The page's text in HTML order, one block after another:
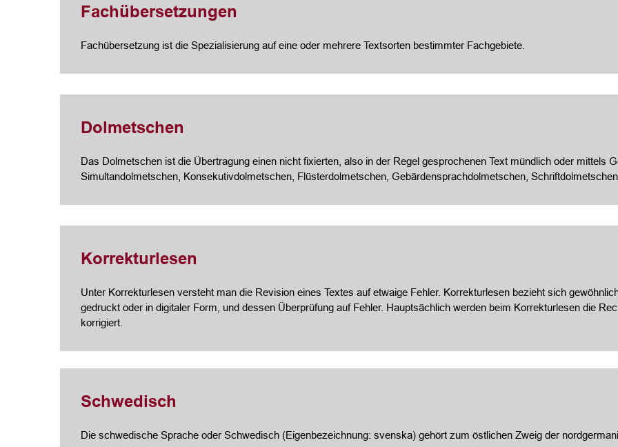
Fachübersetzungen
Fachübersetzung ist die Spezialisierung auf eine oder mehrere Textsorten bestimmter Fachgebiete.
Dolmetschen
Das Dolmetschen ist die Übertragung einen nicht fixierten, also in der Regel gesprochenen Text mündlich oder mittels
Simultandolmetschen, Konsekutivdolmetschen, Flüsterdolmetschen, Gebärdensprachdolmetschen, Schriftdolmetschen.
Korrekturlesen
Unter Korrekturlesen versteht man die Revision eines Textes auf etwaige Fehler. Korrekturlesen bezieht sich
gedruckt oder in digitaler Form, und dessen Überprüfung auf Fehler. Hauptsächlich werden beim Korrekturlesen die
korrigiert.
Schwedisch
Die schwedische Sprache oder Schwedisch (Eigenbezeichnung: svenska) gehört zum östlichen Zweig der